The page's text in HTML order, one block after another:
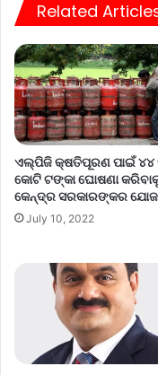
Related
ଏଲ୍‌ପିଜି କ୍ଷତିପୂରଣ ପାଇଁ ୪୪
କୋଟି ଟଙ୍କା ଘୋଷଣା
କେନ୍ଦ୍ର ସରକାରଙ୍କର
July 10, 2022